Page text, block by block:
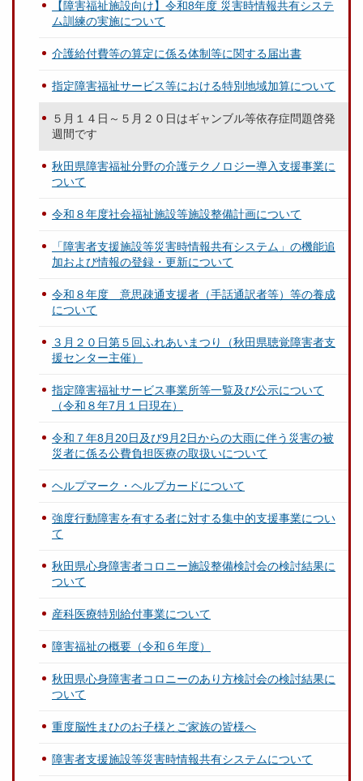
【障害福祉施設向け】令和8年度 災害時情報共有システ
ム訓練の実施について
介護給付費等の算定に係る体制等に関する届出書
指定障害福祉サービス等における特別地域加算について
５月１４日～５月２０日はギャンブル等依存症問題啓発
週間です
秋田県障害福祉分野の介護テクノロジー導入支援事業に
ついて
令和８年度社会福祉施設等施設整備計画について
「障害者支援施設等災害時情報共有システム」の機能追
加および情報の登録・更新について
令和８年度 意思疎通支援者（手話通訳者等）等の養成
について
３月２０日第５回ふれあいまつり（秋田県聴覚障害者支
援センター主催）
指定障害福祉サービス事業所等一覧及び公示について
（令和８年7月１日現在）
令和７年8月20日及び9月2日からの大雨に伴う災害の被
災者に係る公費負担医療の取扱いについて
ヘルプマーク・ヘルプカードについて
強度行動障害を有する者に対する集中的支援事業につい
て
秋田県心身障害者コロニー施設整備検討会の検討結果に
ついて
産科医療特別給付事業について
障害福祉の概要（令和６年度）
秋田県心身障害者コロニーのあり方検討会の検討結果に
ついて
重度脳性まひのお子様とご家族の皆様へ
障害者支援施設等災害時情報共有システムについて